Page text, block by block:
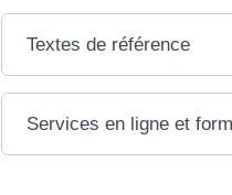
Textes de référence
Services en ligne et